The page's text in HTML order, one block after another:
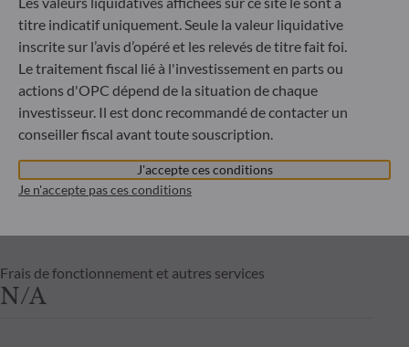
néant
Frais de gestion fixes
Taux annuel de 1% maximum,
payables trimestriellement et
calculés sur base de l'actif net
moyen du compartiment pour le
Frais de fonctionnement et autres services
N/A
titre indicatif uniquement. Seule la valeur liquidative
inscrite sur l’avis d’opéré et les relevés de titre fait foi.
Le traitement fiscal lié à l'investissement en parts ou
actions d'OPC dépend de la situation de chaque
investisseur. Il est donc recommandé de contacter un
conseiller fiscal avant toute souscription.
J'accepte ces conditions
Je n'accepte pas ces conditions